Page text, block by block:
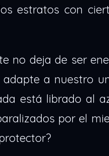
estratos con
no deja de ser
a nuestro
está librado al
por el